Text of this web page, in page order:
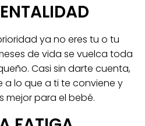
ya no eres tu o tu
de vida se vuelca toda
Casi sin darte cuenta,
lo que a ti te conviene y
mejor para el bebé.